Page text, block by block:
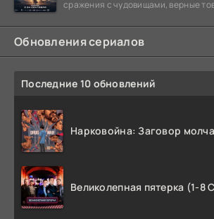
сражения с чудовищами, верные
Обновления сериалов
Последние 10 обновлений
Нарковойна: Заговор
Великолепная пятерка (1-8